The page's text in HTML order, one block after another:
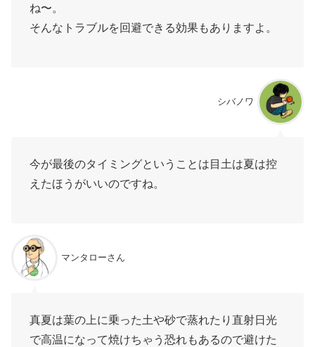
ね〜。
そんなトラブルを回避できる効果もありますよ。
シバノワ
今が最後のタイミングということは目土は夏は控
えたほうがいいのですね。
マンタローさん
真夏は葉の上に乗った土や砂で蒸れたり直射日光
で高温になって焼けちゃう恐れもあるので避けた